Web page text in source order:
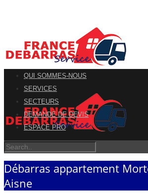
QUI SOMMES-NOUS
SERVICES
SECTEURS
DEMANDE DE DEVIS
ESPACE PRO
Débarras appartement
Aisne